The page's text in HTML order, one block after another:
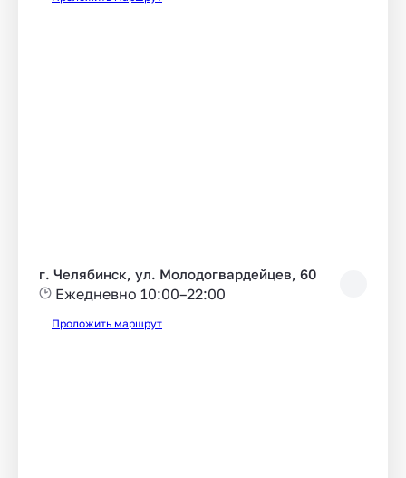
г. Челябинск, ул. Молодогвардейцев, 60
Ежедневно 10:00–22:00
Проложить маршрут